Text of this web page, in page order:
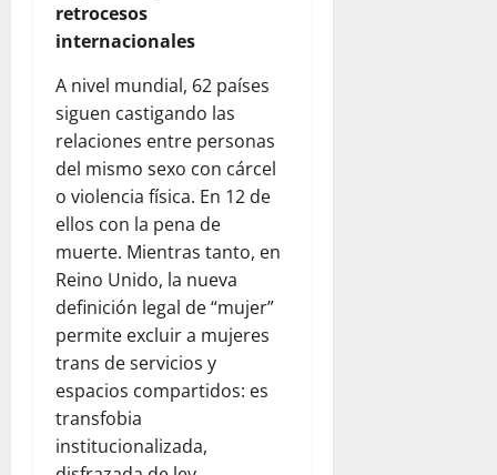
retrocesos
internacionales
A nivel mundial, 62 países
siguen castigando las
relaciones entre personas
del mismo sexo con cárcel
o violencia física. En 12 de
ellos con la pena de
muerte. Mientras tanto, en
Reino Unido, la nueva
definición legal de “mujer”
permite excluir a mujeres
trans de servicios y
espacios compartidos: es
transfobia
institucionalizada,